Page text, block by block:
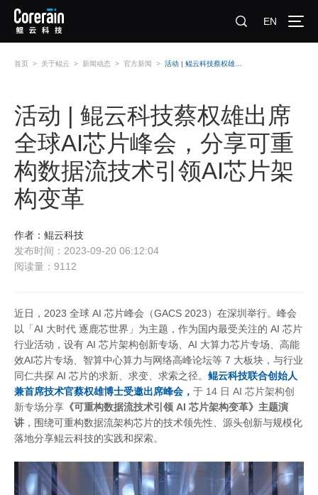
EN
首页 > 关于鲲云 > 新闻动态 > 官方新闻 >
活动 | 鲲云科技蔡权雄出席
全球AI芯片峰会，分享可重
构数据流技术引领AI芯片架
构变革
作者：鲲云科技
发布时间：2023-09-20 06:12:04
阅读量：9112
近日，2023 全球 AI 芯片峰会（GACS 2023）在深圳举行。峰会
以「AI 大时代 逐鹿芯世界」为主题，作为国内最受关注的 AI 芯片
行业活动，设有 AI 芯片架构创新专场、AI 大算力芯片专场、高能
效AI芯片专场、智算中心算力与网络⾼峰论坛等 7 大板块，与行业
同仁共探 AI 芯片的求新、求变、求索之径。 鲲云科技联合创始人
兼首席技术官蔡权雄博士受邀出席峰会， 于 14 日 AI 芯⽚架构创
新专场分享 《可重构数据流技术引领 AI 芯片架构变革》主题演
讲 ，围绕可重构数据流架构芯片的技术领先性、源头创新与规模化
落地分享鲲云科技的实践和探索。